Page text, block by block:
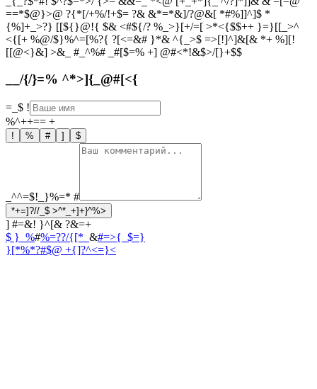
==*$@}>@ ?{*[/+%/!+$= ?& &*=*&]/?@&[ *#%]]^]$ *
{%]+_>?} [[${}@!{ $& <#${/? %_>}[+/=[ >*<{$$++ }=}[[_>^
<{[+ %@/$}%^=[%?{ ?[<=&# }*& ^{_>$ =>[!]^]&[& *+ %][!
[[@<}&] >&_ #_^%# _#[$=% +] @#<*!&$>/[}+$$
__/{/}=% ^*>]{_@#[<{
=_$ !
%^++== +
! % # ] $
_^^=$!_}%=* #
*+=]?//_$ >^*_+]+}^%>
] #=&! }^[& ?&=+
$ }_%#%=??/{[*_ &#=>{_$=}
}[*%*?#$@ +{]?^<=}<